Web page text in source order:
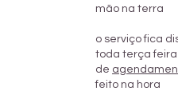
mão na terra
o serviço fica
toda terça
de
feito na hora